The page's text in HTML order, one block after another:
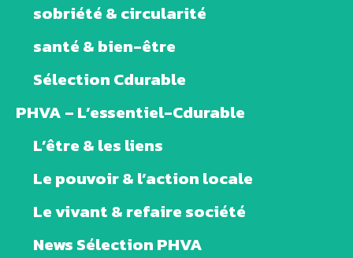
sobriété & circularité
santé & bien-être
Sélection Cdurable
PHVA – L’essentiel-Cdurable
L’être & les liens
Le pouvoir & l’action locale
Le vivant & refaire société
News Sélection PHVA